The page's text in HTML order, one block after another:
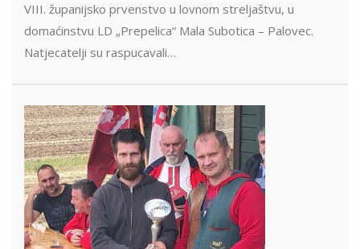
VIII. županijsko prvenstvo u lovnom streljaštvu, u
domaćinstvu LD „Prepelica“ Mala Subotica – Palovec.
Natjecatelji su raspucavali…